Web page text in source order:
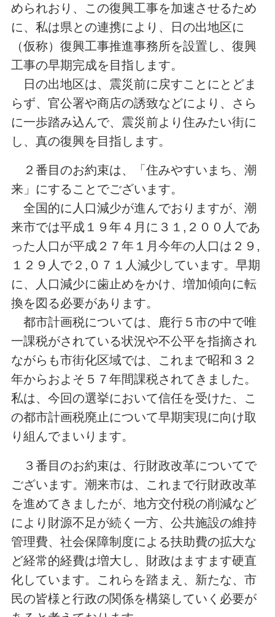
められおり、この復興工事を加速させるため
に、私は県との連携により、日の出地区に
（仮称）復興工事推進事務所を設置し、復興
工事の早期完成を目指します。
日の出地区は、震災前に戻すことにとどま
らず、官公署や商店の誘致などにより、さら
に一歩踏み込んで、震災前より住みたい街に
し、真の復興を目指します。
２番目のお約束は、「住みやすいまち、潮
来」にすることでございます。
全国的に人口減少が進んでおりますが、潮
来市では平成１９年４月に３１,２００人であ
った人口が平成２７年１月今年の人口は２９,
１２９人で２,０７１人減少しています。早期
に、人口減少に歯止めをかけ、増加傾向に転
換を図る必要があります。
都市計画税については、鹿行５市の中で唯
一課税がされている状況や不公平を指摘され
ながらも市街化区域では、これまで昭和３２
年からおよそ５７年間課税されてきました。
私は、今回の選挙において信任を受けた、こ
の都市計画税廃止について早期実現に向け取
り組んでまいります。
３番目のお約束は、行財政改革についてで
ございます。潮来市は、これまで行財政改革
を進めてきましたが、地方交付税の削減など
により財源不足が続く一方、公共施設の維持
管理費、社会保障制度による扶助費の拡大な
ど経常的経費は増大し、財政はますます硬直
化しています。これらを踏まえ、新たな、市
民の皆様と行政の関係を構築していく必要が